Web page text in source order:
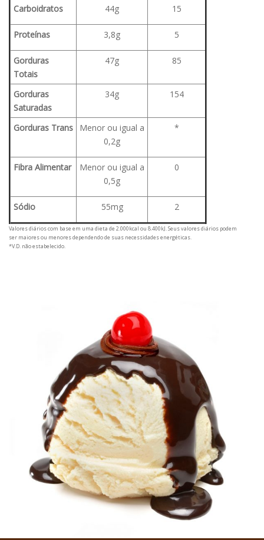
Carboidratos 44g 15
Proteínas 3,8g 5
Gorduras
Totais
47g 85
Gorduras
Saturadas
34g 154
Gorduras Trans
Menor ou igual a
0,2g
*
Fibra Alimentar
Menor ou igual a
0,5g
0
Sódio 55mg 2
Valores diários com base em uma dieta de 2.000kcal ou 8.400kJ. Seus valores diários podem
ser maiores ou menores dependendo de suas necessidades energéticas.
*V.D. não estabelecido.